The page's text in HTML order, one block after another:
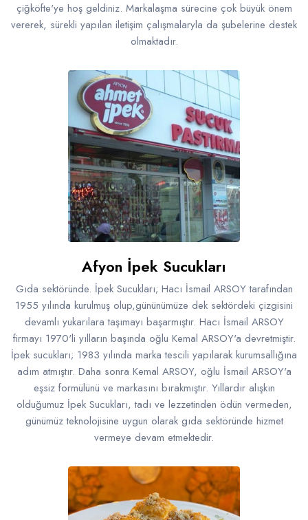
çiğköfte'ye hoş geldiniz. Markalaşma sürecine çok büyük önem
vererek, sürekli yapılan iletişim çalışmalaryla da şubelerine destek
olmaktadır.
Afyon İpek Sucukları
Gıda sektöründe. İpek Sucukları; Hacı İsmail ARSOY tarafından
1955 yılında kurulmuş olup,gününümüze dek sektördeki çizgisini
devamlı yukarılara taşımayı başarmıştır. Hacı İsmail ARSOY
firmayı 1970'li yılların başında oğlu Kemal ARSOY'a devretmiştir.
İpek sucukları; 1983 yılında marka tescili yapılarak kurumsallığına
adım atmıştır. Daha sonra Kemal ARSOY, oğlu İsmail ARSOY'a
eşsiz formülünü ve markasını bırakmıştır. Yıllardır alışkın
olduğumuz İpek Sucukları, tadı ve lezzetinden ödün vermeden,
günümüz teknolojisine uygun olarak gıda sektöründe hizmet
vermeye devam etmektedir.